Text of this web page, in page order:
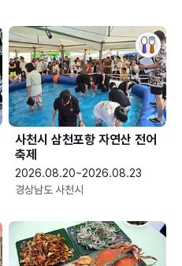
사천시 삼천포항 자연산 전어
축제
2026.08.20~2026.08.23
경상남도 사천시